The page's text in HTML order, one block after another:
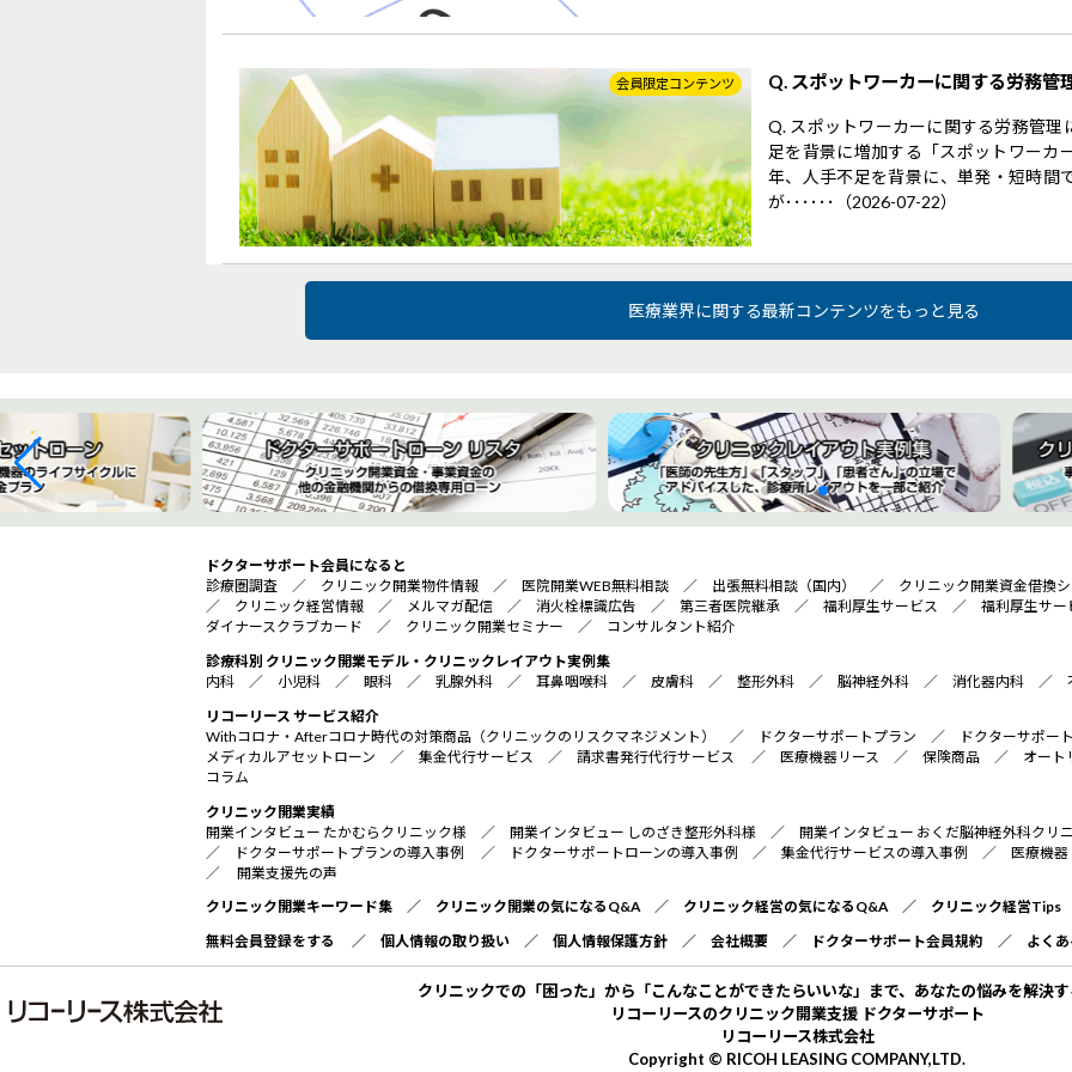
会員限定コンテンツ Q. スポットワーカーに関する労務管
Q. スポットワーカーに関する労務管
足を背景に増加する「スポットワーカ
年、人手不足を背景に、単発・短時間
が･･････（2026-07-22）
医療業界に関する最新コンテンツをもっと見る
ドクターサポート会員になると
診療圏調査 ／ クリニック開業物件情報 ／ 医院開業WEB無料相談 ／ 出張無料相談（国内） ／ クリニック開業資金借換
／ クリニック経営情報 ／ メルマガ配信 ／ 消火栓標識広告 ／ 第三者医院継承 ／ 福利厚生サービス ／ 福利厚生サー
ダイナースクラブカード ／ クリニック開業セミナー ／ コンサルタント紹介
診療科別 クリニック開業モデル・クリニックレイアウト実例集
内科 ／ 小児科 ／ 眼科 ／ 乳腺外科 ／ 耳鼻咽喉科 ／ 皮膚科 ／ 整形外科 ／ 脳神経外科 ／ 消化器内科 ／
リコーリース サービス紹介
Withコロナ・Afterコロナ時代の対策商品（クリニックのリスクマネジメント）
／ ドクターサポートプラン ／
ドクターサポー
メディカルアセットローン ／ 集金代行サービス ／ 請求書発行代行サービス ／ 医療機器リース ／ 保険商品 ／ オート
コラム
クリニック開業実績
開業インタビュー たかむらクリニック様 ／ 開業インタビュー しのざき整形外科様 ／ 開業インタビュー おくだ脳神経外科クリ
／
ドクターサポートプランの導入事例 ／ ドクターサポートローンの導入事例 ／ 集金代行サービスの導入事例 ／ 医療機器
／ 開業支援先の声
クリニック開業キーワード集 ／ クリニック開業の気になるQ&A／ クリニック経営の気になるQ&A／ クリニック経営Tips
無料会員登録をする
／ 個人情報の取り扱い ／ 個人情報保護方針 ／ 会社概要 ／ ドクターサポート会員規約 ／ よく
クリニックでの「困った」から「こんなことができたらいいな」まで、あなたの悩みを解決
リコーリースのクリニック開業支援 ドクターサポート
リコーリース株式会社
Copyright © RICOH LEASING COMPANY,LTD.